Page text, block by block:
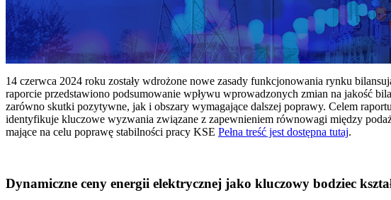
14 czerwca 2024 roku zostały wdrożone nowe zasady funkcjonowania rynku
raporcie przedstawiono podsumowanie wpływu wprowadzonych zmian na jakość
zarówno skutki pozytywne, jak i obszary wymagające dalszej poprawy. Celem
identyfikuje kluczowe wyzwania związane z zapewnieniem równowagi między
mające na celu poprawę stabilności pracy KSE Pełna treść jest dostępna tutaj.
Dynamiczne ceny energii elektrycznej jako kluczowy bodziec